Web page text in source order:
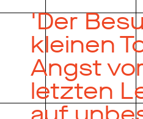
'Der
kleinen
Angst
letzten